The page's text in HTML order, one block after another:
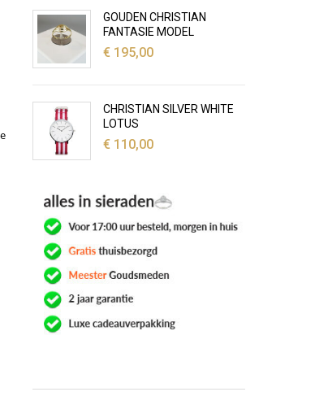
GOUDEN CHRISTIAN
FANTASIE MODEL
€195,00
CHRISTIAN SILVER WHITE
LOTUS
€110,00